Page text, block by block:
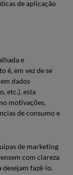
de aplicação
e
é, em vez de se
dados
etc.), esta
motivações,
de consumo e
de marketing
com clareza
fazê-lo.